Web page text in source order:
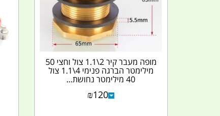
מופה מעבר קיר 2\1.1 צול וחצי 50
מילימטר הברגה פנימי 4\1.1 צול
40 מילימטר נחושת...
₪120